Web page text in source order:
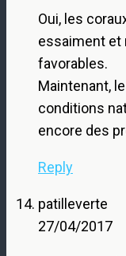
Oui, les
essaiment et
favorables.
Maintenant,
conditions
encore des
Reply
patilleverte
27/04/2017